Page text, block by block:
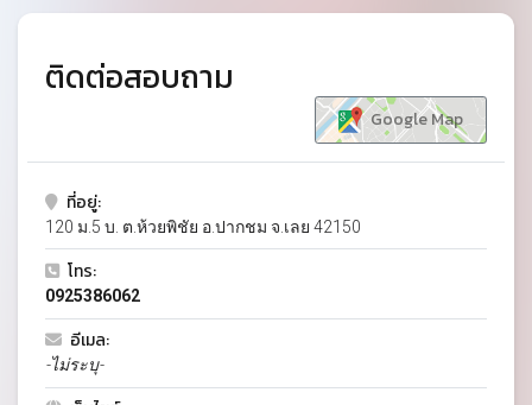
ติดต่อสอบถาม
Google Map
ที่อยู่:
120 ม.5 บ. ต.ห้วยพิชัย อ.ปากชม จ.เลย 42150
โทร:
0925386062
อีเมล:
-ไม่ระบุ-